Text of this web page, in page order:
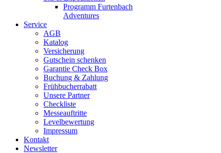
Programm Furtenbach
Adventures
Service
AGB
Katalog
Versicherung
Gutschein schenken
Garantie Check Box
Buchung & Zahlung
Frühbucherrabatt
Unsere Partner
Checkliste
Messeauftritte
Levelbewertung
Impressum
Kontakt
Newsletter